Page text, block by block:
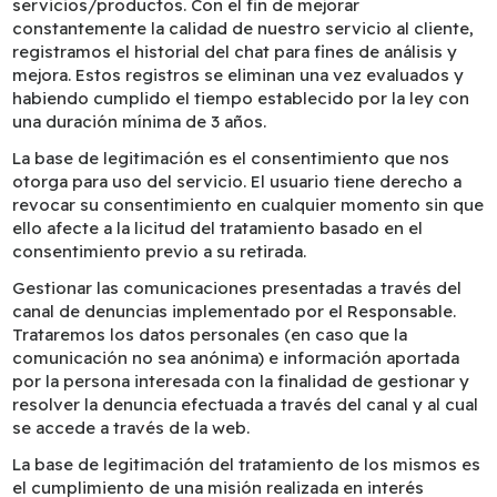
servicios/productos. Con el fin de mejorar
constantemente la calidad de nuestro servicio al cliente,
registramos el historial del chat para fines de análisis y
mejora. Estos registros se eliminan una vez evaluados y
habiendo cumplido el tiempo establecido por la ley con
una duración mínima de 3 años.
La base de legitimación es el consentimiento que nos
otorga para uso del servicio. El usuario tiene derecho a
revocar su consentimiento en cualquier momento sin que
ello afecte a la licitud del tratamiento basado en el
consentimiento previo a su retirada.
Gestionar las comunicaciones presentadas a través del
canal de denuncias implementado por el Responsable.
Trataremos los datos personales (en caso que la
comunicación no sea anónima) e información aportada
por la persona interesada con la finalidad de gestionar y
resolver la denuncia efectuada a través del canal y al cual
se accede a través de la web.
La base de legitimación del tratamiento de los mismos es
el cumplimiento de una misión realizada en interés